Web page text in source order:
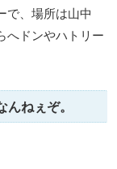
で、場所は山中
へドンやハトリー
ねぇぞ。